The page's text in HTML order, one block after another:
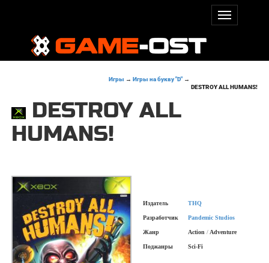
Игры → Игры на букву "D"→
DESTROY ALL HUMANS!
DESTROY ALL
HUMANS!
Издатель THQ
Разработчик Pandemic Studios
Жанр Action/ Adventure
Поджанры Sci-Fi